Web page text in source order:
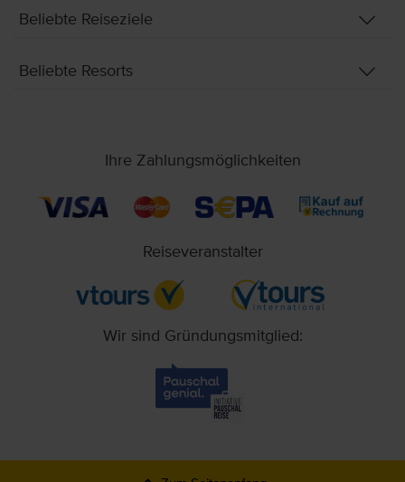
Beliebte Reiseziele
Beliebte Resorts
Ihre Zahlungsmöglichkeiten
Reiseveranstalter
Wir sind Gründungsmitglied: